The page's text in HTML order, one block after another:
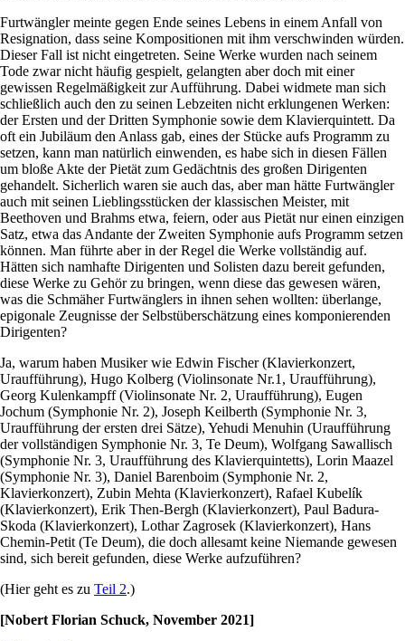
Furtwängler meinte gegen Ende seines Lebens in einem Anfall von
Resignation, dass seine Kompositionen mit ihm verschwinden würden.
Dieser Fall ist nicht eingetreten. Seine Werke wurden nach seinem
Tode zwar nicht häufig gespielt, gelangten aber doch mit einer
gewissen Regelmäßigkeit zur Aufführung. Dabei widmete man sich
schließlich auch den zu seinen Lebzeiten nicht erklungenen Werken:
der Ersten und der Dritten Symphonie sowie dem Klavierquintett. Da
oft ein Jubiläum den Anlass gab, eines der Stücke aufs Programm zu
setzen, kann man natürlich einwenden, es habe sich in diesen Fällen
um bloße Akte der Pietät zum Gedächtnis des großen Dirigenten
gehandelt. Sicherlich waren sie auch das, aber man hätte Furtwängler
auch mit seinen Lieblingsstücken der klassischen Meister, mit
Beethoven und Brahms etwa, feiern, oder aus Pietät nur einen einzigen
Satz, etwa das Andante der Zweiten Symphonie aufs Programm setzen
können. Man führte aber in der Regel die Werke vollständig auf.
Hätten sich namhafte Dirigenten und Solisten dazu bereit gefunden,
diese Werke zu Gehör zu bringen, wenn diese das gewesen wären,
was die Schmäher Furtwänglers in ihnen sehen wollten: überlange,
epigonale Zeugnisse der Selbstüberschätzung eines komponierenden
Dirigenten?
Ja, warum haben Musiker wie Edwin Fischer (Klavierkonzert,
Uraufführung), Hugo Kolberg (Violinsonate Nr.1, Uraufführung),
Georg Kulenkampff (Violinsonate Nr. 2, Uraufführung), Eugen
Jochum (Symphonie Nr. 2), Joseph Keilberth (Symphonie Nr. 3,
Uraufführung der ersten drei Sätze), Yehudi Menuhin (Uraufführung
der vollständigen Symphonie Nr. 3, Te Deum), Wolfgang Sawallisch
(Symphonie Nr. 3, Uraufführung des Klavierquintetts), Lorin Maazel
(Symphonie Nr. 3), Daniel Barenboim (Symphonie Nr. 2,
Klavierkonzert), Zubin Mehta (Klavierkonzert), Rafael Kubelík
(Klavierkonzert), Erik Then-Bergh (Klavierkonzert), Paul Badura-
Skoda (Klavierkonzert), Lothar Zagrosek (Klavierkonzert), Hans
Chemin-Petit (Te Deum), die doch allesamt keine Niemande gewesen
sind, sich bereit gefunden, diese Werke aufzuführen?
(Hier geht es zu Teil 2.)
[Nobert Florian Schuck, November 2021]